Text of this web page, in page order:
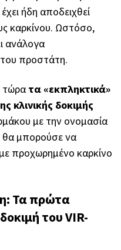
ήδη αποδειχθεί
καρκίνου. Ωστόσο,
ανάλογα
προστάτη.
τώρατα «εκπληκτικά»
κλινικής δοκιμής
με την ονομασία
θα μπορούσε να
προχωρημένο καρκίνο
Τα πρώτα
του VIR-